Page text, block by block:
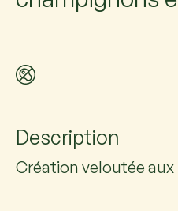
Description
Création veloutée